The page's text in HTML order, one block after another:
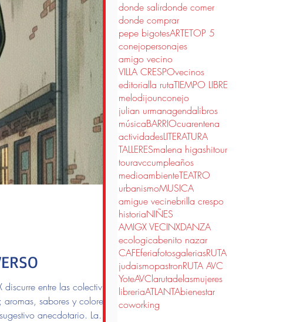
entre las colectividades
sabores y colores que
anecdotario. La
donde salirdonde comer
donde comprar
pepe bigotesARTETOP 5
conejopersonajes
amigo vecino
VILLA CRESPOvecinos
editorialla rutaTIEMPO LIBRE
melodijounconejo
julian urmanagendalibros
músicaBARRIOcuarentena
actividadesLITERATURA
TALLERESmalena higashitour
touravccumpleaños
medioambienteTEATRO
urbanismoMUSICA
amigue vecinebrilla crespo
historiaNIÑES
AMIGX VECINXDANZA
ecologicabenito nazar
CAFEferiafotosgaleriasRUTA
judaismopastronRUTA AVC
YoteAVClarutadelasmujeres
libreriaATLANTAbienestar
coworking